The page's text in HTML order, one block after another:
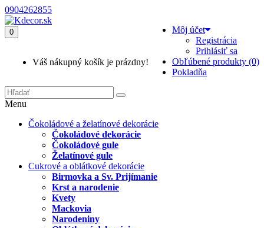
0904262855
Môj účet
Registrácia
Prihlásiť sa
Obľúbené produkty (0)
Pokladňa
0
Váš nákupný košík je prázdny!
Menu
Čokoládové a želatínové dekorácie
Čokoládové dekorácie
Čokoládové gule
Želatínové gule
Cukrové a oblátkové dekorácie
Birmovka a Sv. Prijímanie
Krst a narodenie
Kvety
Mackovia
Narodeniny